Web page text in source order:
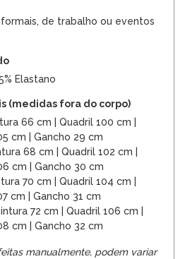
de trabalho ou eventos
Elastano
(medidas fora do corpo)
66 cm | Quadril 100 cm |
cm | Gancho 29 cm
68 cm | Quadril 102 cm |
cm | Gancho 30 cm
70 cm | Quadril 104 cm |
cm | Gancho 31 cm
72 cm | Quadril 106 cm |
cm | Gancho 32 cm
manualmente, podem variar